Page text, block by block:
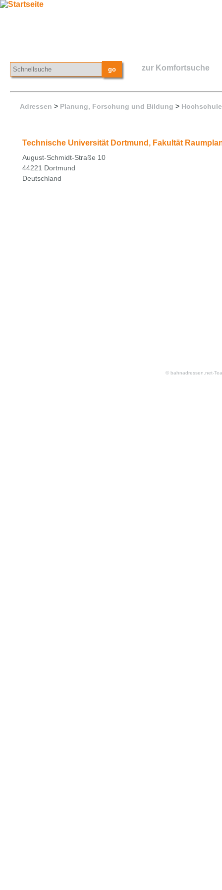
zur Komfortsuche
Adressen > Planung, Forschung und Bildung >
Technische Universität Dortmund, Fakultät
August-Schmidt-Straße 10
44221 Dortmund
Deutschland
© bahnadressen.net-